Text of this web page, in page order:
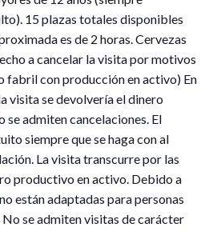
15 plazas totales disponibles
es de 2 horas. Cervezas
a cancelar la visita por motivos
fabril con producción en activo) En
visita se devolvería el dinero
se admiten cancelaciones. El
siempre que se haga con al
La visita transcurre por las
productivo en activo. Debido a
están adaptadas para personas
se admiten visitas de carácter